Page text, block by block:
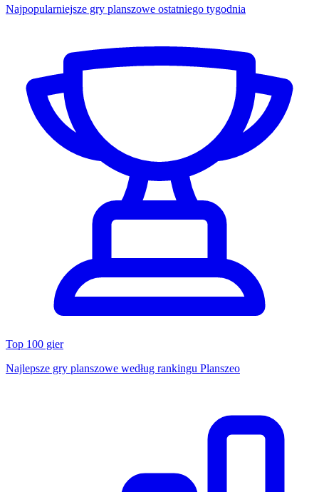
Najpopularniejsze gry planszowe ostatniego tygodnia
Top 100 gier
Najlepsze gry planszowe według rankingu Planszeo